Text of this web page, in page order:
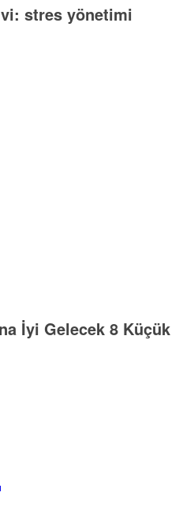
stres yönetimi
İyi Gelecek 8 Küçük